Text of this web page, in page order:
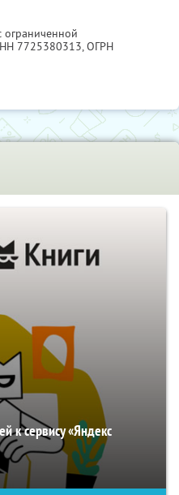
ограниченной
7725380313, ОГРН
к сервису «Яндекс